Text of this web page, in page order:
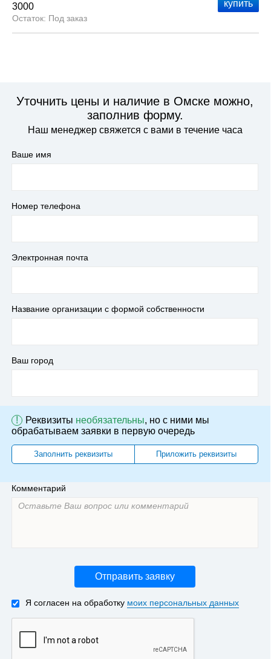
3000
Под заказ
Уточнить цены и наличие в Омске можно,
заполнив форму.
Наш менеджер свяжется с вами в течение часа
Ваше имя
Номер телефона
Электронная почта
Название организации с формой собственности
Ваш город
! Реквизиты необязательны, но с ними мы
обрабатываем заявки в первую очередь
Заполнить реквизиты Приложить реквизиты
Комментарий
Отправить заявку
Я согласен на обработку моих персональных данных